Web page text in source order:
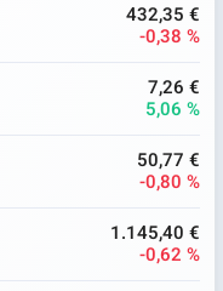
432,35 €
-0,38 %
7,26 €
5,06 %
50,77 €
-0,80 %
1.145,40 €
-0,62 %